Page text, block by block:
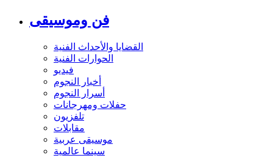
فن وموسيقى
القضايا والأحداث الفنية
الحوارات الفنية
فيديو
أخبار النجوم
أسرار النجوم
حفلات ومهرجانات
تلفزيون
مقابلات
موسيقى عربية
سينما عالمية